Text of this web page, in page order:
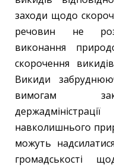
заходи щодо
речовин не
виконання
скорочення
Викиди
вимогам
навколишнього
можуть
громадськості